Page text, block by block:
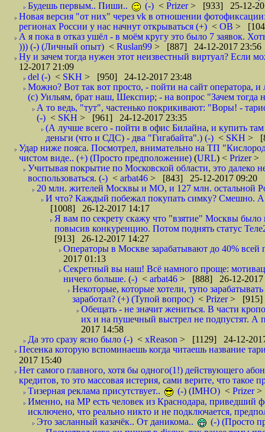
Будешь первым.. Пиши..
(-) < Prizer> [933] 25-12-
Новая версия "от них" через vk в отношении
регионах России у нас начнут открываться (+) < ОВ >
А я пока в отказ ушёл - в моём кругу это было 7 заявок.
))) (-) (Личный опыт) < Ruslan99 > [887] 24-12-2017 23:56
Ну и зачем тогда нужен этот неизвестный виртуал? Если
12-2017 21:09
del (-) < SKH > [950] 24-12-2017 23:48
Можно? Вот так вот просто, - пойти на сайт оператора,
(с) Уильям, брат наш, Шекспир; - на вопрос "Зачем тогда
А то ведь, "тут", частенько покрикивают: "Воры! -
(-) < SKH > [961] 24-12-2017 23:35
(А лучше всего - пойти в офис Билайна, и купить
деньги (что и СДС) - два "Гигабайта".) (-) < SKH >
Удар ниже пояса. Посмотрел, внимательно на ТП
чистом виде.. (+) (Просто предположение) (URL) < Prizer>
Учитывая покрытие по Московской области, это далеко
воспользоваться. (-) < arbat46 > [843] 25-12-2017 09:20
20 млн. жителей Москвы и МО, и 127 млн. остальной
И что? Каждый побежал покупать симку? Смешно. А
[1008] 26-12-2017 14:17
Я вам по секрету скажу что "взятие" Москвы
повысив конкуренцию. Потом поднять статус
[913] 26-12-2017 14:27
Операторы в Москве зарабатывают до 40% всей
2017 01:13
Секретный вы наш! Всё намного проще:
ничего больше. (-) < arbat46 > [888] 26-12-2017
Некоторые, которые хотели, тупо
заработал? (+) (Тупой вопрос) < Prizer> [915]
Обещать - не значит жениться. В части
их и на пушечный выстрел не подпустят. А
2017 14:58
Да это сразу ясно было (-) < xReason > [1129] 24-12-
Песенка которую вспоминаешь когда читаешь название
2017 15:40
Нет самого главного, хотя бы одного(1!) действующего
кредитов, то это массовая истерия, сами верите, что такое
Тизерная реклама присутствует..
(-) (IMHO) < Prizer>
Именно, на МР есть человек из Краснодара, приведший
исключено, что реально никто и не подключается,
Это засланный казачёк.. От даникома..
(-) (Просто